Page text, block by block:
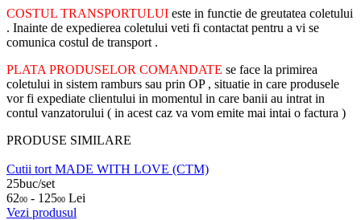
COSTUL TRANSPORTULUI este in functie de greutatea coletului
. Inainte de expedierea coletului veti fi contactat pentru a vi se
comunica costul de transport .
PLATA PRODUSELOR COMANDATE se face la primirea
coletului in sistem ramburs sau prin OP , situatie in care produsele
vor fi expediate clientului in momentul in care banii au intrat in
contul vanzatorului ( in acest caz va vom emite mai intai o factura )
PRODUSE SIMILARE
Cutii tort MADE WITH LOVE (CTM)
25buc/set
6200 - 12500 Lei
Vezi produsul